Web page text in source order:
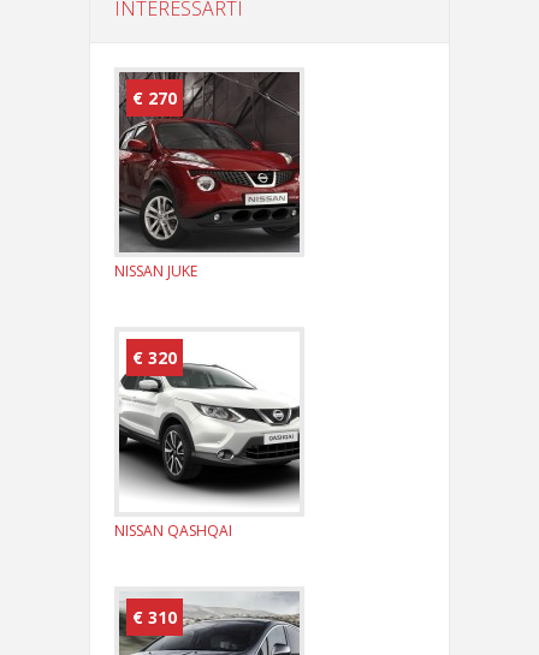
INTERESSARTI
€ 270
NISSAN JUKE
€ 320
NISSAN QASHQAI
€ 310